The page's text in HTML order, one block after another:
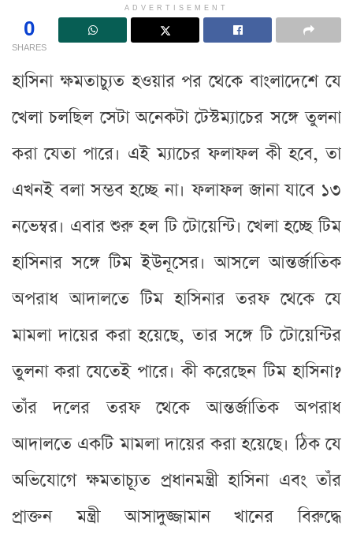
ADVERTISEMENT
0
SHARES
হাসিনা ক্ষমতাচ্যুত হওয়ার পর থেকে বাংলাদেশে যে
খেলা চলছিল সেটা অনেকটা টেস্টম্যাচের সঙ্গে তুলনা
করা যেতা পারে। এই ম্যাচের ফলাফল কী হবে, তা
এখনই বলা সম্ভব হচ্ছে না। ফলাফল জানা যাবে ১৩
নভেম্বর। এবার শুরু হল টি টোয়েন্টি। খেলা হচ্ছে টিম
হাসিনার সঙ্গে টিম ইউনূসের। আসলে আন্তর্জাতিক
অপরাধ আদালতে টিম হাসিনার তরফ থেকে যে
মামলা দায়ের করা হয়েছে, তার সঙ্গে টি টোয়েন্টির
তুলনা করা যেতেই পারে। কী করেছেন টিম হাসিনা?
তাঁর দলের তরফ থেকে আন্তর্জাতিক অপরাধ
আদালতে একটি মামলা দায়ের করা হয়েছে। ঠিক যে
অভিযোগে ক্ষমতাচ্যূত প্রধানমন্ত্রী হাসিনা এবং তাঁর
প্রাক্তন মন্ত্রী আসাদুজ্জামান খানের বিরুদ্ধে